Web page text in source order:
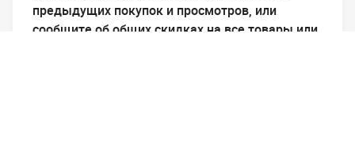
предыдущих покупок и просмотров, или
сообщите об общих скидках на все товары или